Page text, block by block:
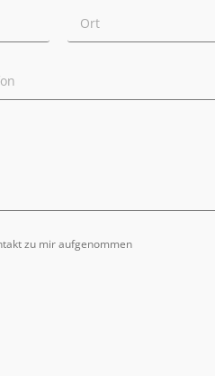
zu mir aufgenommen